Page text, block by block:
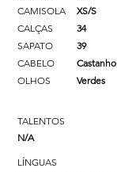
CAMISOLA
XS/S
CALÇAS
34
SAPATO
39
CABELO
Castanho
OLHOS
Verdes
TALENTOS
N/A
LÍNGUAS